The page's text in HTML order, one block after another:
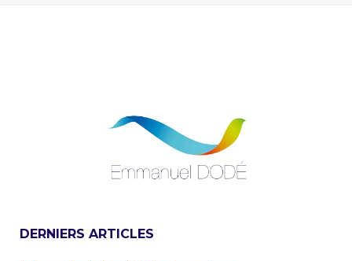
DERNIERS ARTICLES